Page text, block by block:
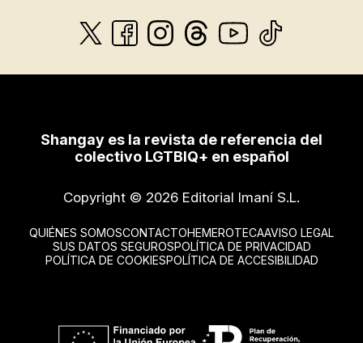
Shangay es la revista de referencia del
colectivo LGTBIQ+ en español
Copyright © 2026 Editorial Imaní S.L.
QUIÉNES SOMOSCONTACTOHEMEROTECAAVISO LEGAL
SUS DATOS SEGUROSPOLÍTICA DE PRIVACIDAD
POLÍTICA DE COOKIESPOLÍTICA DE ACCESIBILIDAD